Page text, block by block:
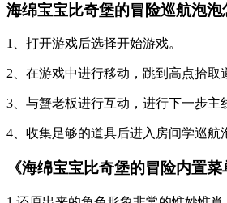
海绵宝宝比奇堡的冒险巡航泡泡
1、打开游戏后选择开始游戏。
2、在游戏中进行移动，跳到高点拾取
3、与蟹老板进行互动，进行下一步主
4、收集足够的道具后进入房间学巡航
《海绵宝宝比奇堡的冒险内置菜